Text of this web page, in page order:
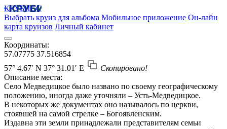
КРУБИСС
Выбрать круиз для альбома Мобильное приложение Он-лайн
карта круизов Личный кабинет
Координаты:
57.07775 37.516854
57° 4.67′ N 37° 31.01′ E
Скопировано!
Описание места:
Село Медведицкое было названо по своему географическому
положению, иногда даже уточняли – Усть-Медведицкое.
В некоторых же документах оно называлось по церкви,
стоявшей на самой стрелке – Богоявленским.
Издавна эти земли принадлежали представителям семьи